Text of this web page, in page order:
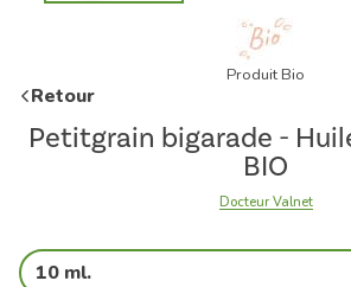
Produit Bio
Retour
Petitgrain bigarade -
BIO
Docteur Valnet
10 ml.